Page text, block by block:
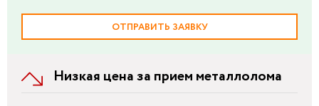
ОТПРАВИТЬ ЗАЯВКУ
Низкая цена за прием металлолома